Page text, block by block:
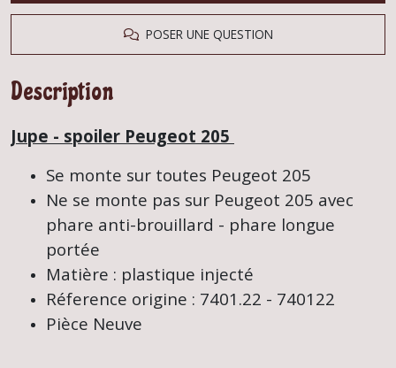
POSER UNE QUESTION
Description
Jupe - spoiler Peugeot 205
Se monte sur toutes Peugeot 205
Ne se monte pas sur Peugeot 205 avec
phare anti-brouillard - phare longue
portée
Matière : plastique injecté
Réference origine : 7401.22 - 740122
Pièce Neuve